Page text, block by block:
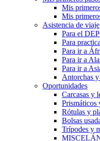
Mis
Mis
Asistencia de viaje
Para el
Para
Para ir a
Para ir a
Para ir a
Antorchas y
Oportunidades
Carcasas y
Prismáticos
Rótulas y
Bolsas
Trípodes y